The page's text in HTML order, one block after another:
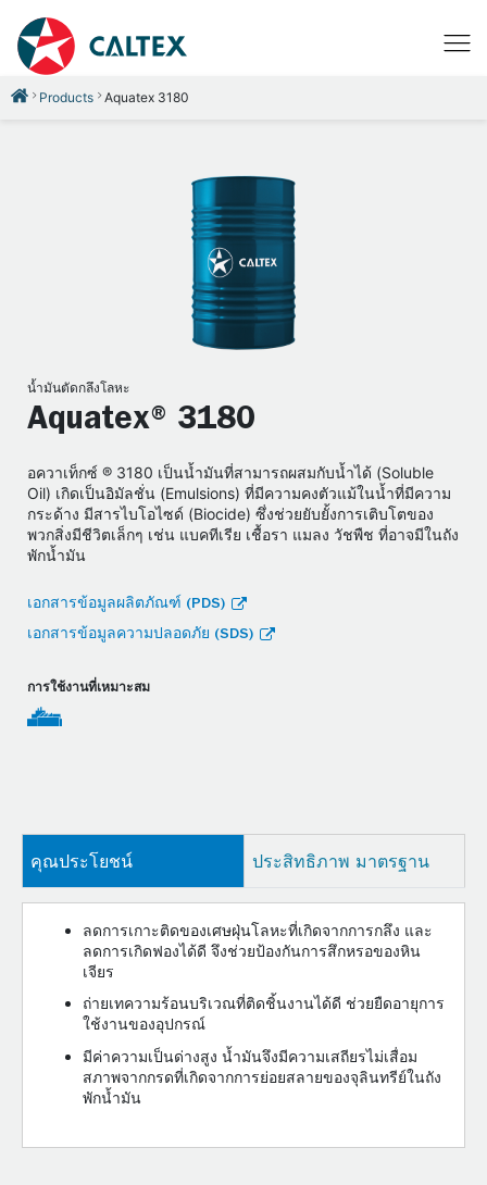
Products Aquatex 3180
น้ำมันตัดกลึงโลหะ
Aquatex® 3180
อควาเท็กซ์ ® 3180 เป็นน้ำมันที่สามารถผสมกับน้ำได้ (Soluble
Oil) เกิดเป็นอิมัลชั่น (Emulsions) ที่มีความคงตัวแม้ในน้ำที่มีความ
กระด้าง มีสารไบโอไซด์ (Biocide) ซึ่งช่วยยับยั้งการเติบโตของ
พวกสิ่งมีชีวิตเล็กๆ เช่น แบคทีเรีย เชื้อรา แมลง วัชพืช ที่อาจมีในถัง
พักน้ำมัน
เอกสารข้อมูลผลิตภัณฑ์ (PDS)
เอกสารข้อมูลความปลอดภัย (SDS)
การใช้งานที่เหมาะสม
คุณประโยชน์ ประสิทธิภาพ มาตรฐาน
ลดการเกาะติดของเศษฝุ่นโลหะที่เกิดจากการกลึง และ
ลดการเกิดฟองได้ดี จึงช่วยป้องกันการสึกหรอของหิน
เจียร
ถ่ายเทความร้อนบริเวณที่ติดชิ้นงานได้ดี ช่วยยืดอายุการ
ใช้งานของอุปกรณ์
มีค่าความเป็นด่างสูง น้ำมันจึงมีความเสถียรไม่เสื่อม
สภาพจากกรดที่เกิดจากการย่อยสลายของจุลินทรีย์ในถัง
พักน้ำมัน